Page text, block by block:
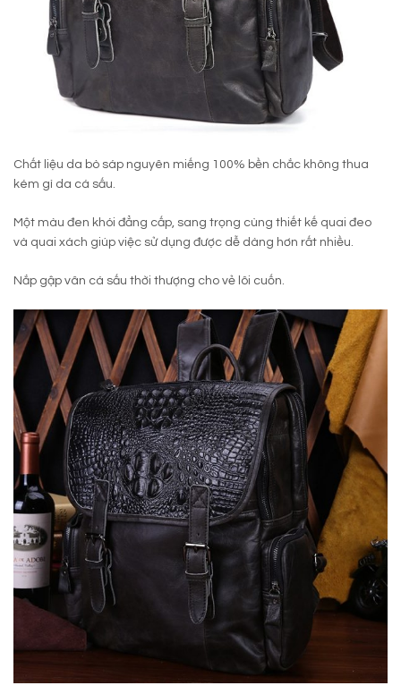
Chất liệu da bò sáp nguyên miếng 100% bền chắc không thua
kém gì da cá sấu.
Một màu đen khói đẳng cấp, sang trọng cùng thiết kế quai đeo
và quai xách giúp việc sử dụng được dễ dàng hơn rất nhiều.
Nắp gập vân cá sấu thời thượng cho vẻ lôi cuốn.